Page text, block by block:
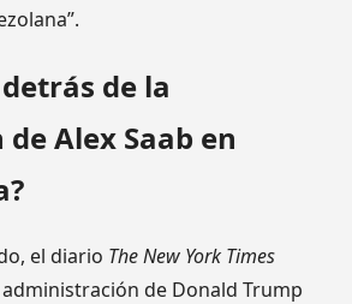
de la
Alex Saab en
el diario The New York Times
de Donald Trump